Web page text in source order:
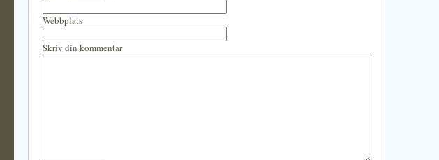
Webbplats
Skriv din kommentar